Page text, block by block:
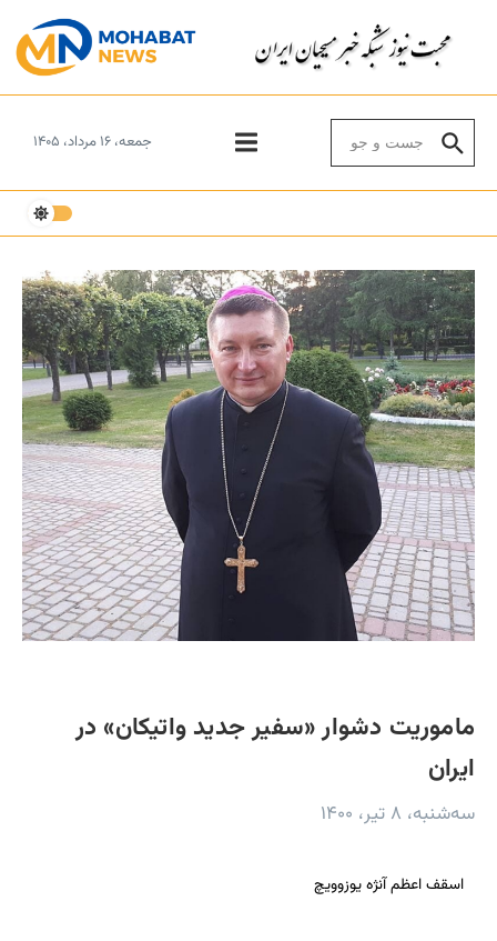
جمعه، ۱۶ مرداد، ۱۴۰۵
ماموریت دشوار «سفیر جدید واتیکان» در
ایران
سه‌شنبه، ۸ تیر، ۱۴۰۰
اسقف اعظم آنژه یوزوویچ